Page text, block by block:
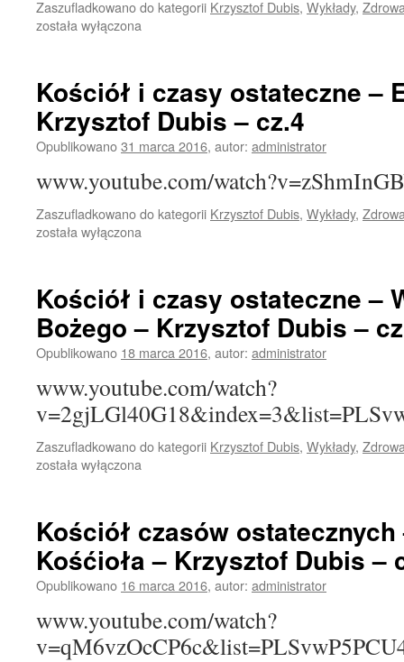
Zaszufladkowano do kategorii Krzysztof Dubis, Wykłady,
została wyłączona
Kościół i czasy ostateczne –
Krzysztof Dubis – cz.4
Opublikowano31 marca 2016, autor: administrator
www.youtube.com/
Zaszufladkowano do kategorii Krzysztof Dubis, Wykłady,
została wyłączona
Kościół i czasy ostateczne –
Bożego – Krzysztof Dubis –
Opublikowano 18 marca 2016, autor: administrator
www.youtube.com/watch?
Zaszufladkowano do kategorii Krzysztof Dubis, Wykłady,
została wyłączona
Kościół czasów
Kośćioła – Krzysztof Dubis –
Opublikowano 16 marca 2016, autor: administrator
www.youtube.com/watch?